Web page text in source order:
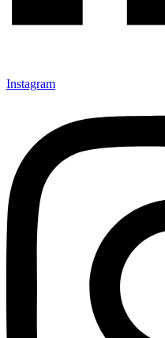
Instagram